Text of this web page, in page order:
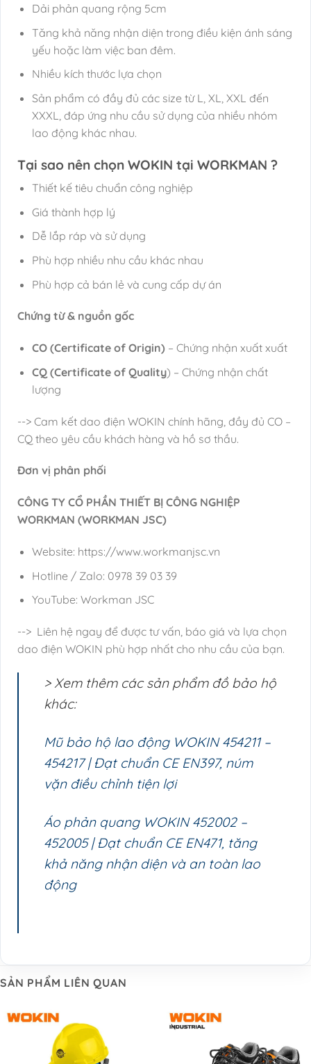
Dải phản quang rộng 5cm
Tăng khả năng nhận diện trong điều kiện ánh sáng
yếu hoặc làm việc ban đêm.
Nhiều kích thước lựa chọn
Sản phẩm có đầy đủ các size từ L, XL, XXL đến
XXXL, đáp ứng nhu cầu sử dụng của nhiều nhóm
lao động khác nhau.
Tại sao nên chọn WOKIN tại WORKMAN ?
Thiết kế tiêu chuẩn công nghiệp
Giá thành hợp lý
Dễ lắp ráp và sử dụng
Phù hợp nhiều nhu cầu khác nhau
Phù hợp cả bán lẻ và cung cấp dự án
Chứng từ & nguồn gốc
CO (Certificate of Origin)– Chứng nhận xuất xuất
CQ (Certificate of Quality) – Chứng nhận chất
lượng
--> Cam kết dao điện WOKIN chính hãng, đầy đủ CO –
CQ theo yêu cầu khách hàng và hồ sơ thầu.
Đơn vị phân phối
CÔNG TY CỔ PHẦN THIẾT BỊ CÔNG NGHIỆP
WORKMAN (WORKMAN JSC)
Website: https://www.workmanjsc.vn
Hotline / Zalo: 0978 39 03 39
YouTube: Workman JSC
--> Liên hệ ngay để được tư vấn, báo giá và lựa chọn
dao điện WOKIN phù hợp nhất cho nhu cầu của bạn.
> Xem thêm các sản phẩm đồ bảo hộ
khác:
Mũ bảo hộ lao động WOKIN 454211 –
454217 | Đạt chuẩn CE EN397, núm
vặn điều chỉnh tiện lợi
Áo phản quang WOKIN 452002 –
452005 | Đạt chuẩn CE EN471, tăng
khả năng nhận diện và an toàn lao
động
SẢN PHẨM LIÊN QUAN